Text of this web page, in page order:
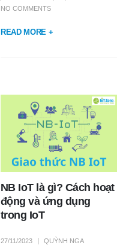
NO COMMENTS
READ MORE +
NB IoT là gì? Cách hoạt
động và ứng dụng
trong IoT
27/11/2023
QUỲNH NGA